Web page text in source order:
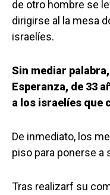
de otro hombre se
dirigirse al la mesa
israelíes.
Sin mediar
Esperanza, de 33
a los israelíes que
De inmediato, los
piso para ponerse a
Tras realizarf su